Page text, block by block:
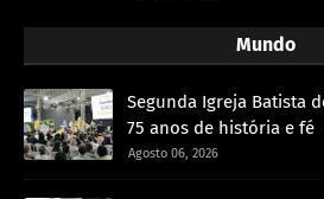
Mundo
Segunda Igreja Batista
75 anos de história e fé
Agosto 06, 2026